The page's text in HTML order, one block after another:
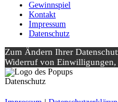
Gewinnspiel
Kontakt
Impressum
Datenschutz
Zum Ändern Ihrer
Widerruf von Einwilligungen,
Datenschutz